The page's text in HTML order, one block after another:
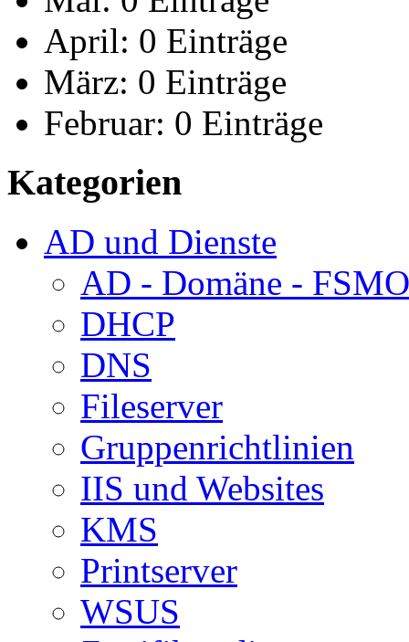
April: 0 Einträge
März: 0 Einträge
Februar: 0 Einträge
Kategorien
AD und Dienste
AD - Domäne - FSMO
DHCP
DNS
Fileserver
Gruppenrichtlinien
IIS und Websites
KMS
Printserver
WSUS